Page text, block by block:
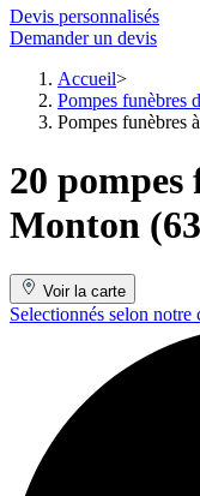
Devis personnalisés
Demander un devis
Accueil
Pompes funèbres
Pompes funèbres
20 pompes
Monton
Voir la carte
Selectionnés selon